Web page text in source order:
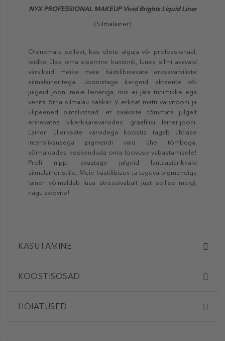
NYX PROFESSIONAL MAKEUPVivid Brights Liquid Liner
(Silmalainer)
Olenemata sellest, kas olete algaja või professionaal,
leidke üles oma sisemine kunstnik, luues silmi avavaid
värvikaid meike meie hästilibisevate erksavärviliste
silmalaineritega. Joonistage kergeid aktsente või
julgeid jooni meie laineriga, mis ei jäta tühimikke ega
venita õrna silmalau nahka! 9 erksat matti värvitooni ja
ülipeened pintsliotsad, et saaksite tõmmata julgelt
erinevates vikerkaarevärvides graafilisi lainerijooni.
Laineri ülierksate värvidega koostis tagab ühtlase
intensiivsusega pigmendi vaid ühe tõmbega,
võimaldades keskenduda oma loovuse vabastamisele!
Profi nipp: avastage julgeid fantaasiarikkaid
silmalaineristiile. Meie hästilibisev ja tugeva pigmendiga
lainer võimaldab luua stressivabalt just sellise meigi,
nagu soovite!
KASUTAMINE
KOOSTISOSAD
HOIATUSED